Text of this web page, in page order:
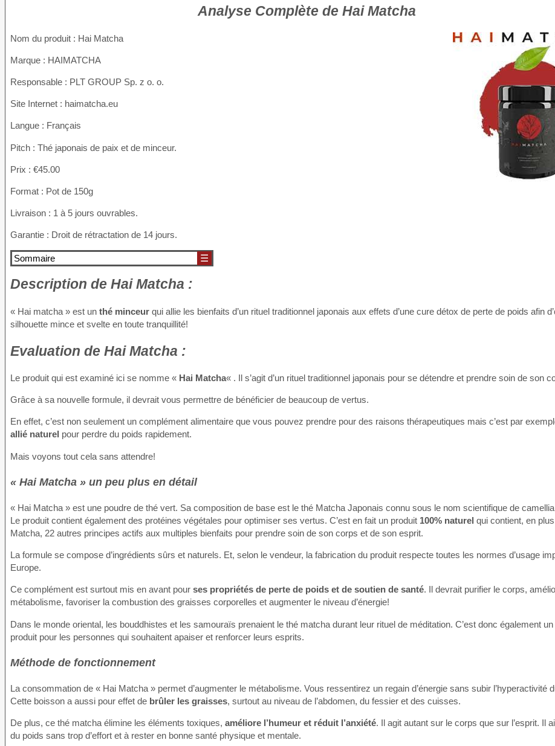
Analyse Complète de Hai Matcha
Nom du produit : Hai Matcha
Marque : HAIMATCHA
Responsable : PLT GROUP Sp. z o. o.
Site Internet : haimatcha.eu
Langue : Français
Pitch : Thé japonais de paix et de minceur.
Prix : €45.00
Format : Pot de 150g
Livraison : 1 à 5 jours ouvrables.
Garantie : Droit de rétractation de 14 jours.
Sommaire ☰
Description de Hai Matcha :
« Hai matcha » est un thé minceur qui allie les bienfaits d’un rituel traditionnel japonais aux effets d’une cure détox de perte de poids afin
silhouette mince et svelte en toute tranquillité!
Evaluation de Hai Matcha :
Le produit qui est examiné ici se nomme « Hai Matcha« . Il s’agit d’un rituel traditionnel japonais pour se détendre et prendre soin de son
Grâce à sa nouvelle formule, il devrait vous permettre de bénéficier de beaucoup de vertus.
En effet, c’est non seulement un complément alimentaire que vous pouvez prendre pour des raisons thérapeutiques mais c’est par
allié naturel pour perdre du poids rapidement.
Mais voyons tout cela sans attendre!
« Hai Matcha » un peu plus en détail
« Hai Matcha » est une poudre de thé vert. Sa composition de base est le thé Matcha Japonais connu sous le nom scientifique de
Le produit contient également des protéines végétales pour optimiser ses vertus. C’est en fait un produit 100% naturel qui contient, en
Matcha, 22 autres principes actifs aux multiples bienfaits pour prendre soin de son corps et de son esprit.
La formule se compose d’ingrédients sûrs et naturels. Et, selon le vendeur, la fabrication du produit respecte toutes les normes d’usage
Europe.
Ce complément est surtout mis en avant pour ses propriétés de perte de poids et de soutien de santé. Il devrait purifier le corps,
métabolisme, favoriser la combustion des graisses corporelles et augmenter le niveau d’énergie!
Dans le monde oriental, les bouddhistes et les samouraïs prenaient le thé matcha durant leur rituel de méditation. C’est donc également
produit pour les personnes qui souhaitent apaiser et renforcer leurs esprits.
Méthode de fonctionnement
La consommation de « Hai Matcha » permet d’augmenter le métabolisme. Vous ressentirez un regain d’énergie sans subir l’hyperactivité
Cette boisson a aussi pour effet de brûler les graisses, surtout au niveau de l’abdomen, du fessier et des cuisses.
De plus, ce thé matcha élimine les éléments toxiques, améliore l’humeur et réduit l’anxiété. Il agit autant sur le corps que sur l’esprit. Il
du poids sans trop d’effort et à rester en bonne santé physique et mentale.